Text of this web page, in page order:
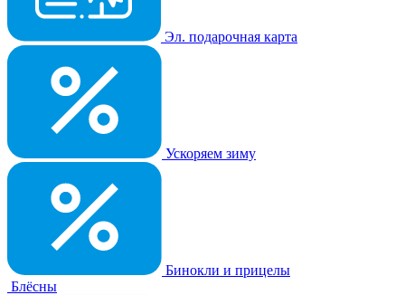
Эл. подарочная карта
Ускоряем зиму
Бинокли и прицелы
Блёсны